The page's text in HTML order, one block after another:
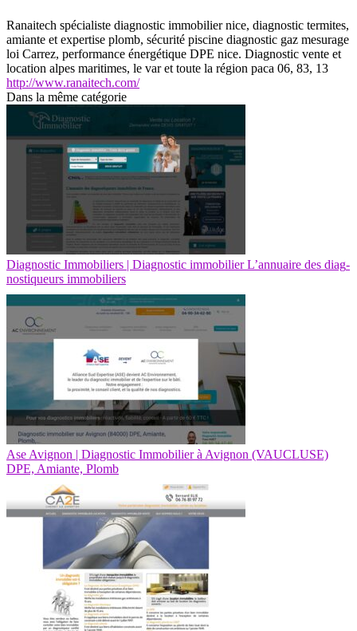
Ranaitech spécialiste diagnostic immobilier nice, diagnostic termites,
amiante et expertise plomb, sécurité piscine diagnostic gaz mesurage
loi Carrez, performance énergétique DPE nice. Diagnostic vente et
location alpes maritimes, le var et toute la région paca 06, 83, 13
http://www.ranaitech.com/
Dans la même catégorie
Diagnostic Immobiliers | Diagnostic immobilier L’annuaire des diag­
nosti­queurs immobiliers
Ase Avignon | Diagnostic Immobilier à Avignon (VAUCLUSE)
DPE, Amiante, Plomb